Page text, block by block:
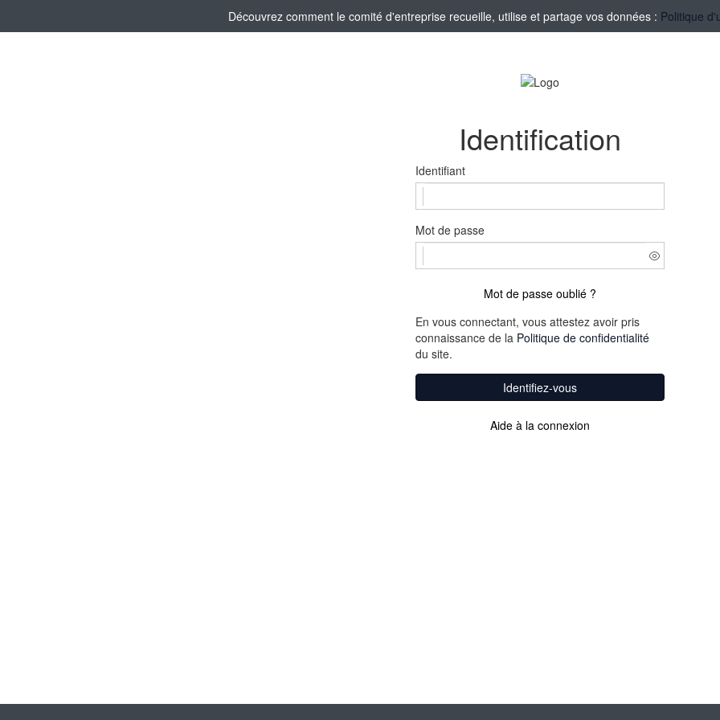
Découvrez comment le comité d'entreprise recueille, utilise et partage vos données : Politique
Identification
Identifiant
Mot de passe
Mot de passe oublié ?
En vous connectant, vous attestez avoir pris
connaissance de la Politique de confidentialité
du site.
Identifiez-vous
Aide à la connexion